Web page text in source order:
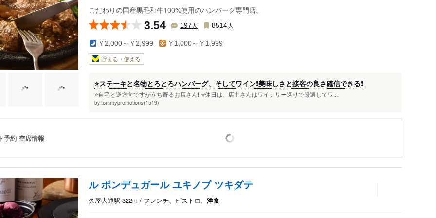
こだわりの国産黒毛和牛100%使用のハンバーグ専門店。
3.54 197 人 8514 人
￥2,000～￥2,999 ￥1,000～￥1,999
貯まる・使える
⭐️ステーキと名物とろとろハンバーグ、そしてワイン❗️美味しさと接客の良さ確信できる❗️
⭐️自宅と逆方向ですが立ち寄るお店さん❗️ ⭐️休日は、店主さんはワイナリー巡りで厳選してワ...
by tommypromotions(1519)
予約 空席情報
ル ポンデュガール ユキノブ ツキダテ
久屋大通駅 322m / フレンチ、ビストロ、 洋食